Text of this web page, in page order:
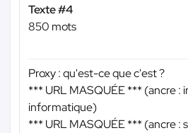
Texte #4
850 mots
Proxy : qu'est-ce que c'est ?
*** URL MASQUÉE *** (ancre :
informatique)
*** URL MASQUÉE *** (ancre :